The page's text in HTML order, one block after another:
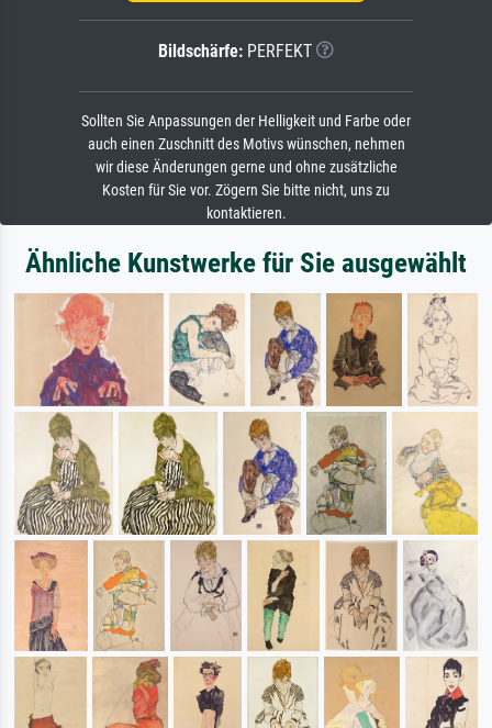
Bildschärfe: PERFEKT
Sollten Sie Anpassungen der Helligkeit und Farbe oder
auch einen Zuschnitt des Motivs wünschen, nehmen
wir diese Änderungen gerne und ohne zusätzliche
Kosten für Sie vor. Zögern Sie bitte nicht, uns zu
kontaktieren.
Ähnliche Kunstwerke für Sie ausgewählt